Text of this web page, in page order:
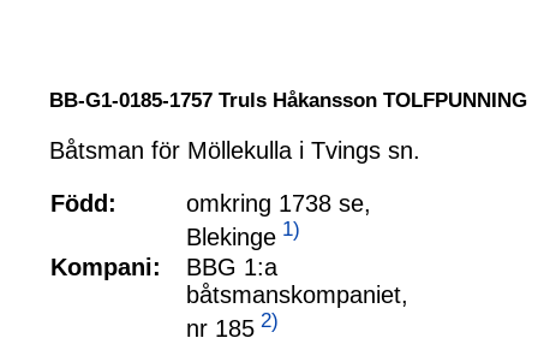
BB-G1-0185-1757 Truls Håkansson TOLFPUNNING
Båtsman för Möllekulla i Tvings sn.
Född:
omkring 1738 se,
Blekinge 1)
Kompani:
BBG 1:a
båtsmanskompaniet,
nr 185 2)